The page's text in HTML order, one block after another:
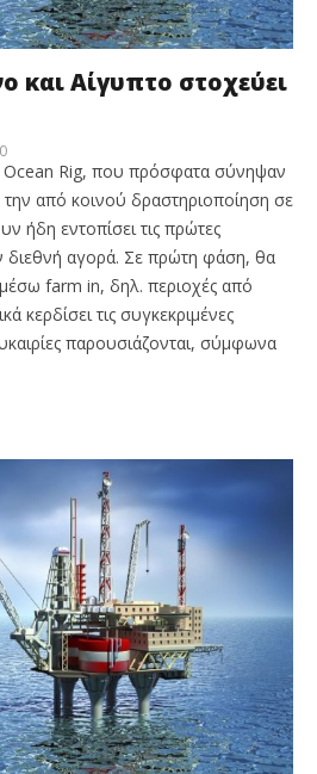
και Αίγυπτο στοχεύει
0
Rig, που πρόσφατα σύνηψαν
την από κοινού δραστηριοποίηση σε
ήδη εντοπίσει τις πρώτες
διεθνή αγορά. Σε πρώτη φάση, θα
μέσω farm in, δηλ. περιοχές από
κερδίσει τις συγκεκριμένες
παρουσιάζονται, σύμφωνα